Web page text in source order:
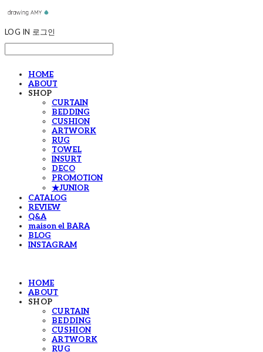
LOG IN 로그인
HOME
ABOUT
SHOP
CURTAIN
BEDDING
CUSHION
ARTWORK
RUG
TOWEL
INSURT
DECO
PROMOTION
★JUNIOR
CATALOG
REVIEW
Q&A
maison el BARA
BLOG
INSTAGRAM
HOME
ABOUT
SHOP
CURTAIN
BEDDING
CUSHION
ARTWORK
RUG